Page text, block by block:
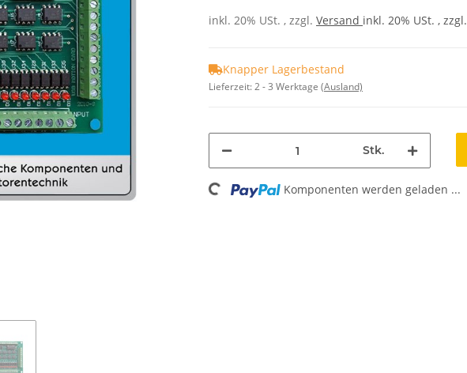
inkl. 20% USt. , zzgl. Versand inkl. 20% USt. , zzgl.
Knapper Lagerbestand
Lieferzeit:2 - 3 Werktage (Ausland)
Stk.
Loading... Komponenten werden geladen ...